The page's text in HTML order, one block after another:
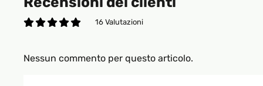
16 Valutazioni
Nessun commento per questo articolo.